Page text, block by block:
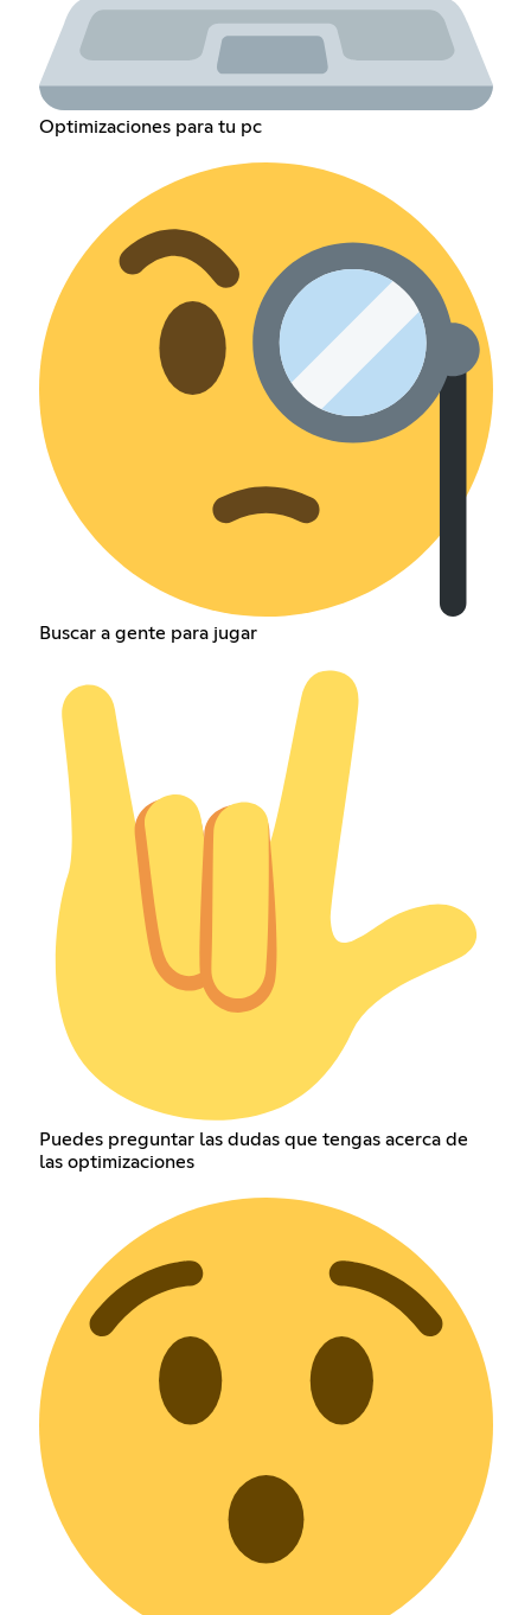
Optimizaciones para tu pc
Buscar a gente para jugar
Puedes preguntar las dudas que tengas acerca de
las optimizaciones